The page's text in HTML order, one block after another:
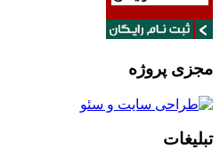
مجزی پروژه
تبلیغات